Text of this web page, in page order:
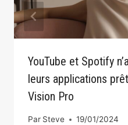
YouTube et Spotify
leurs applications
Vision Pro
Par Steve 19/01/2024